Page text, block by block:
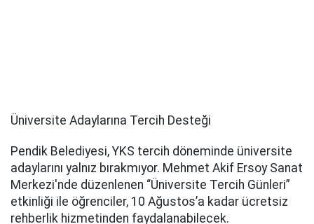
Üniversite Adaylarına Tercih Desteği
Pendik Belediyesi, YKS tercih döneminde üniversite
adaylarını yalnız bırakmıyor. Mehmet Akif Ersoy Sanat
Merkezi'nde düzenlenen “Üniversite Tercih Günleri”
etkinliği ile öğrenciler, 10 Ağustos’a kadar ücretsiz
rehberlik hizmetinden faydalanabilecek.